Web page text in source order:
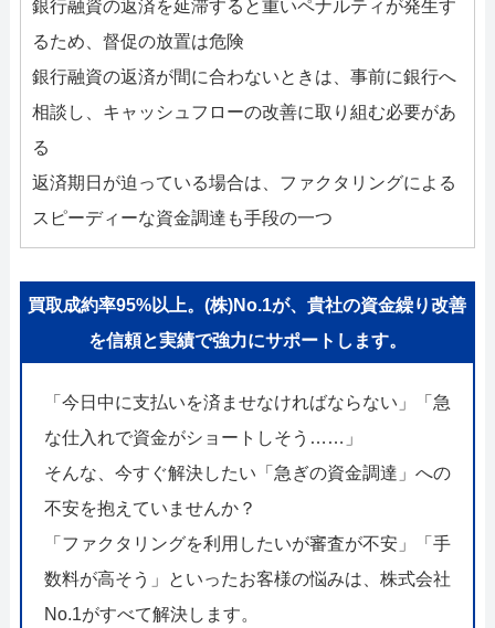
銀行融資の返済を延滞すると重いペナルティが発生す
るため、督促の放置は危険
銀行融資の返済が間に合わないときは、事前に銀行へ
相談し、キャッシュフローの改善に取り組む必要があ
る
返済期日が迫っている場合は、ファクタリングによる
スピーディーな資金調達も手段の一つ
買取成約率95%以上。(株)No.1が、貴社の資金繰り改善
を信頼と実績で強力にサポートします。
「今日中に支払いを済ませなければならない」「急
な仕入れで資金がショートしそう……」
そんな、今すぐ解決したい「急ぎの資金調達」への
不安を抱えていませんか？
「ファクタリングを利用したいが審査が不安」「手
数料が高そう」といったお客様の悩みは、株式会社
No.1がすべて解決します。